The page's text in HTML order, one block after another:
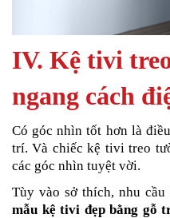
IV. Kệ tivi
ngang cách
Có góc nhìn tốt hơn là
trí. Và chiếc kệ tivi treo
các góc nhìn tuyệt vời.
Tùy vào sở thích, nhu cầu
mẫu kệ tivi đẹp bằng gỗ